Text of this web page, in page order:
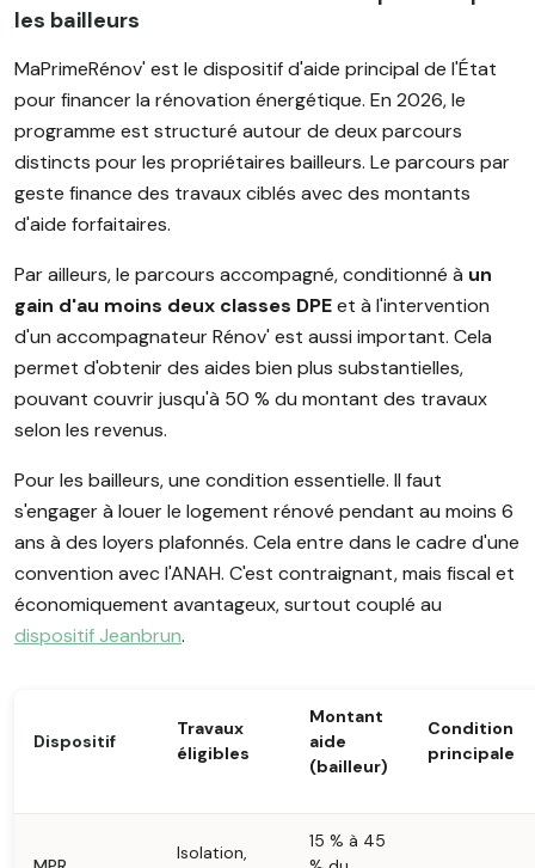
les bailleurs
MaPrimeRénov' est le dispositif d'aide principal de l'État
pour financer la rénovation énergétique. En 2026, le
programme est structuré autour de deux parcours
distincts pour les propriétaires bailleurs. Le parcours par
geste finance des travaux ciblés avec des montants
d'aide forfaitaires.
Par ailleurs, le parcours accompagné, conditionné à un
gain d'au moins deux classes DPEet à l'intervention
d'un accompagnateur Rénov' est aussi important. Cela
permet d'obtenir des aides bien plus substantielles,
pouvant couvrir jusqu'à 50 % du montant des travaux
selon les revenus.
Pour les bailleurs, une condition essentielle. Il faut
s'engager à louer le logement rénové pendant au moins 6
ans à des loyers plafonnés. Cela entre dans le cadre d'une
convention avec l'ANAH. C'est contraignant, mais fiscal et
économiquement avantageux, surtout couplé au
dispositif Jeanbrun.
Dispositif
Travaux
éligibles
Montant
aide
(bailleur)
Condition
principale
Isolation,
15 % à 45